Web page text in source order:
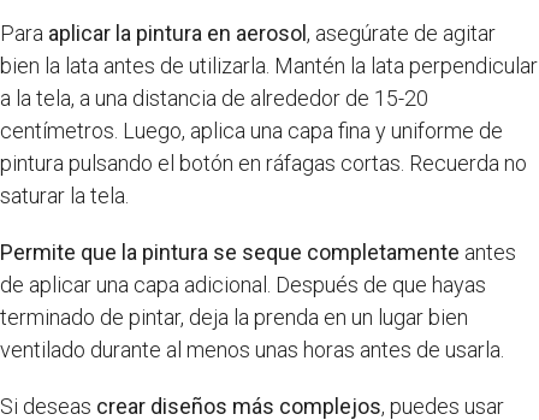
Para aplicar la pintura en aerosol, asegúrate de agitar
bien la lata antes de utilizarla. Mantén la lata perpendicular
a la tela, a una distancia de alrededor de 15-20
centímetros. Luego, aplica una capa fina y uniforme de
pintura pulsando el botón en ráfagas cortas. Recuerda no
saturar la tela.
Permite que la pintura se seque completamente antes
de aplicar una capa adicional. Después de que hayas
terminado de pintar, deja la prenda en un lugar bien
ventilado durante al menos unas horas antes de usarla.
Si deseas crear diseños más complejos, puedes usar